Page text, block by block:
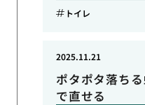
トイレ
ポタポタ落ち
で直せる
2025.11.21